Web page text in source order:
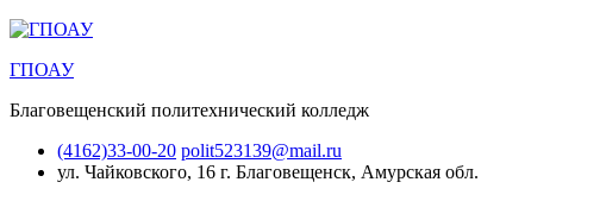
ГПОАУ
Благовещенский политехнический колледж
(4162)33-00-20 polit523139@mail.ru
ул. Чайковского, 16 г. Благовещенск, Амурская обл.